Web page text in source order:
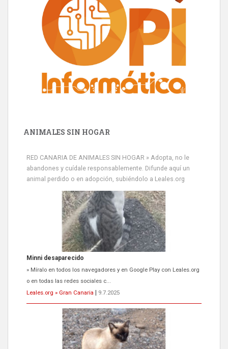
ANIMALES SIN HOGAR
RED CANARIA DE ANIMALES SIN HOGAR » Adopta, no le
abandones y cuídale responsablemente. Difunde aquí un
animal perdido o en adopción, subiéndolo a Leales.org
Siami Perdida
Se llama Siami,es hembra de 4 años,esterilizada con marca de
oreja,cariñosa,mimosa pero miedosa,e...
Leales.org » Gran Canaria
9.7.2025